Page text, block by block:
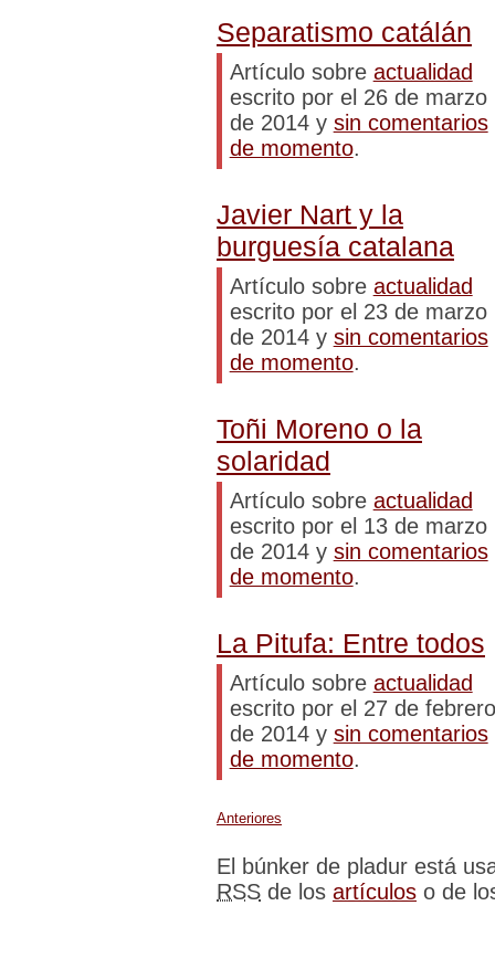
Separatismo catálán
Artículo sobre actualidad
escrito por el 26 de marzo
de 2014 y sin comentarios
de momento.
Javier Nart y la
burguesía catalana
Artículo sobre actualidad
escrito por el 23 de marzo
de 2014 y sin comentarios
de momento.
Toñi Moreno o la
solaridad
Artículo sobre actualidad
escrito por el 13 de marzo
de 2014 y sin comentarios
de momento.
La Pitufa: Entre todos
Artículo sobre actualidad
escrito por el 27 de febrero
de 2014 y sin comentarios
de momento.
Anteriores
El búnker de pladur está
RSS de los artículos o de